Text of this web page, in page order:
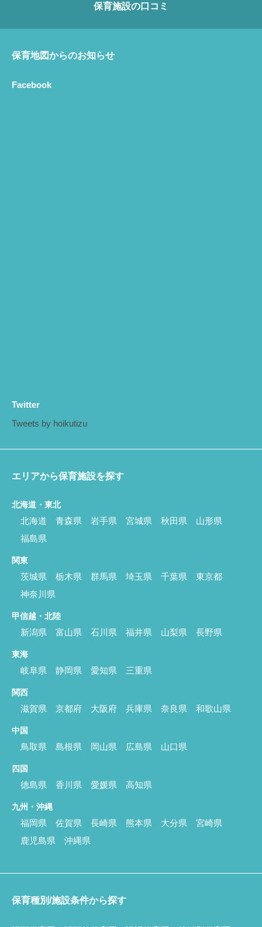
保育施設の口コミ
保育地図からのお知らせ
Facebook
Twitter
Tweets by hoikutizu
エリアから保育施設を探す
北海道・東北
北海道 青森県 岩手県 宮城県 秋田県
山形県
福島県
関東
茨城県 栃木県 群馬県 埼玉県 千葉県
東京都
神奈川県
甲信越・北陸
新潟県 富山県 石川県 福井県 山梨県 長野県
東海
岐阜県 静岡県 愛知県 三重県
関西
滋賀県 京都府 大阪府 兵庫県 奈良県 和歌山県
中国
鳥取県 島根県 岡山県 広島県 山口県
四国
徳島県 香川県 愛媛県 高知県
九州・沖縄
福岡県 佐賀県 長崎県 熊本県 大分県
宮崎県
鹿児島県
沖縄県
保育種別/施設条件から探す